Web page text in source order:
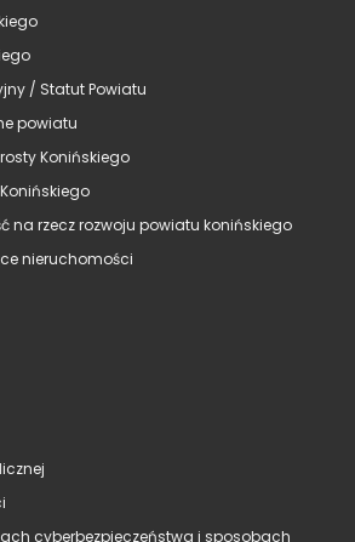
/ Statut Powiatu
powiatu
Konińskiego
na rzecz rozwoju powiatu konińskiego
nieruchomości
cyberbezpieczeństwa i sposobach